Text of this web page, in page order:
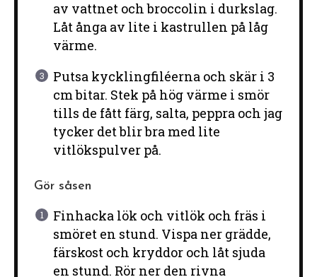
av vattnet och broccolin i durkslag.
Låt ånga av lite i kastrullen på låg
värme.
Putsa kycklingfiléerna och skär i 3
cm bitar. Stek på hög värme i smör
tills de fått färg, salta, peppra och jag
tycker det blir bra med lite
vitlökspulver på.
Gör såsen
Finhacka lök och vitlök och fräs i
smöret en stund. Vispa ner grädde,
färskost och kryddor och låt sjuda
en stund. Rör ner den rivna